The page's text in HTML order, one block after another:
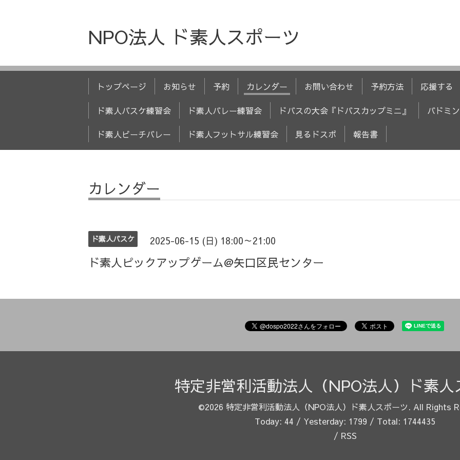
NPO法人 ド素人スポーツ
トップページ お知らせ 予約 カレンダー お問い合わせ 予約方法 応援する
ド素人バスケ練習会 ド素人バレー練習会 ドバスの大会『ドバスカップミニ』 バドミ
ド素人ビーチバレー ド素人フットサル練習会 見るドスポ 報告書
カレンダー
ド素人バスケ 2025-06-15 (日) 18:00～21:00
ド素人ピックアップゲーム@矢口区民センター
特定非営利活動法人（NPO法人）ド素人
©2026 特定非営利活動法人（NPO法人）ド素人スポーツ. All Rights
Today: 44 / Yesterday: 1799 / Total: 1744435
/ RSS